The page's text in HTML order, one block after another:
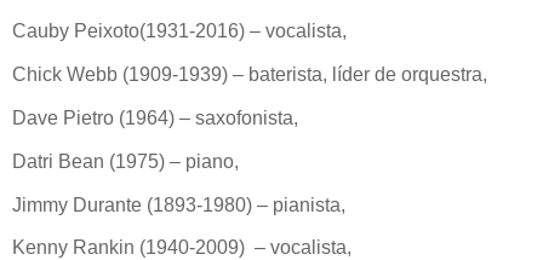
Cauby Peixoto(1931-2016) – vocalista,
Chick Webb (1909-1939) – baterista, líder de orquestra,
Dave Pietro (1964) – saxofonista,
Datri Bean (1975) – piano,
Jimmy Durante (1893-1980) – pianista,
Kenny Rankin (1940-2009) – vocalista,